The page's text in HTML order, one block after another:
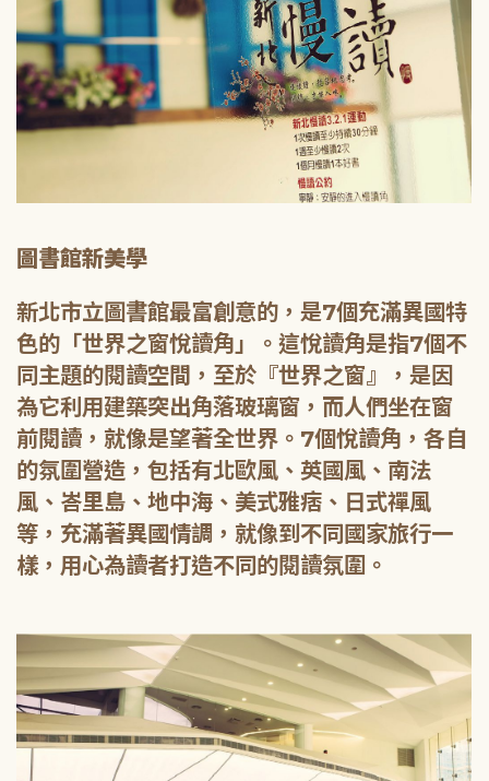
圖書館新美學
新北市立圖書館最富創意的，是7個充滿異國特
色的「世界之窗悅讀角」。這悅讀角是指7個不
同主題的閱讀空間，至於『世界之窗』，是因
為它利用建築突出角落玻璃窗，而人們坐在窗
前閱讀，就像是望著全世界。7個悅讀角，各自
的氛圍營造，包括有北歐風、英國風、南法
風、峇里島、地中海、美式雅痞、日式禪風
等，充滿著異國情調，就像到不同國家旅行一
樣，用心為讀者打造不同的閱讀氛圍。